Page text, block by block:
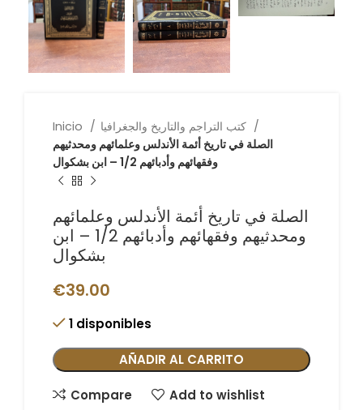
Inicio
الصلة في تاريخ أئمة الأندلس وعلمائهم ومحدثيهم
وفقهائهم وأدبائهم 1/2 – ابن بشكوال
الصلة في تاريخ أئمة الأندلس وعلمائهم
ومحدثيهم وفقهائهم وأدبائهم 1/2 – ابن
بشكوال
€39.00
1 disponibles
AÑADIR AL CARRITO
Compare Add to wishlist